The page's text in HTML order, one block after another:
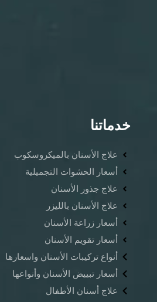
خدماتنا
علاج الأسنان بالميكروسكوب
أسعار الحشوات التجميلية
علاج جذور الأسنان
علاج الأسنان بالليزر
أسعار زراعة الأسنان
أسعار تقويم الأسنان
أنواع تركيبات الأسنان واسعارها
أسعار تبييض الأسنان وأنواعها
علاج أسنان الأطفال